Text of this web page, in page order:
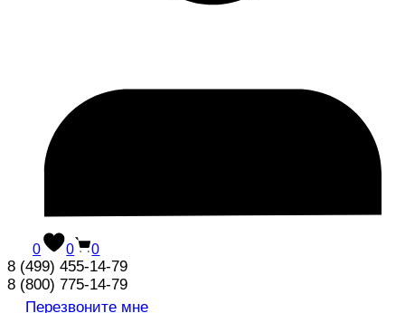
0 0 0
8 (499) 455-14-79
8 (800) 775-14-79
Перезвоните мне